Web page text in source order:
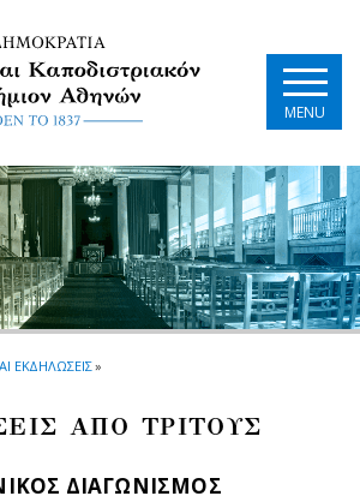
MENU
ΕΚΔΗΛΩΣΕΙΣ»
ΑΠΟ ΤΡΙΤΟΥΣ
ΔΙΑΓΩΝΙΣΜΟΣ